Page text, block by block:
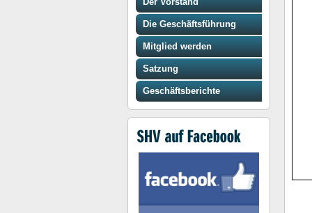
Die Geschäftsführung
Mitglied werden
Satzung
Geschäftsberichte